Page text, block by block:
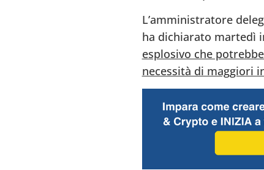
L’amministratore
ha dichiarato martedì
esplosivo che
necessità di maggiori